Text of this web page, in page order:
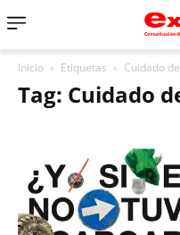
Inicio Etiquetas Cuidado
Tag: Cuidado